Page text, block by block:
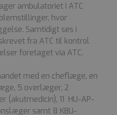
ambulatoriet i ATC
hvor
Samtidigt ses i
fra ATC til kontrol
foretaget via ATC.
med en cheflæge, en
5 overlæger, 2
11 HU-AP-
samt 8 KBU-